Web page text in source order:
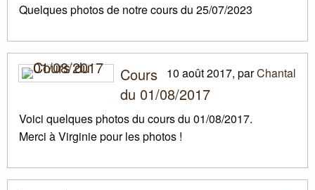
Quelques photos de notre cours du 25/07/2023
10 août 2017, parChantal
Cours
du 01/08/2017
Voici quelques photos du cours du 01/08/2017.
Merci à Virginie pour les photos !